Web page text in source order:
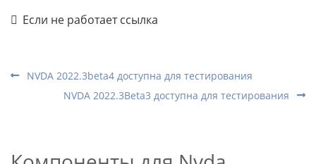
Если не работает ссылка
NVDA 2022.3beta4 доступна для тестирования
NVDA 2022.3Beta3 доступна для тестирования